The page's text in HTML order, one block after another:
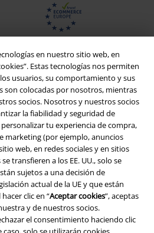
en nuestro sitio web, en
Estas tecnologías nos permiten
usuarios, su comportamiento y sus
son colocadas por nosotros, mientras
socios. Nosotros y nuestros socios
la fiabilidad y seguridad de
tu experiencia de compra,
marketing (por ejemplo, anuncios
web, en redes sociales y en sitios
transfieren a los EE. UU., solo se
sujetos a una decisión de
actual de la UE y que están
clic en “Aceptar cookies”, aceptas
y de nuestros socios.
el consentimiento haciendo clic